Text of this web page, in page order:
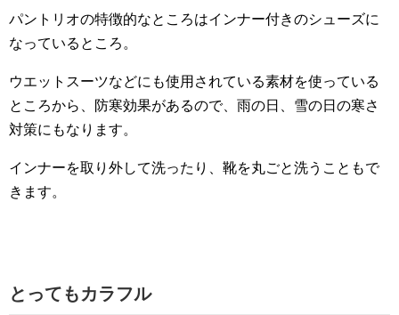
パントリオの特徴的なところはインナー付きのシューズに
なっているところ。
ウエットスーツなどにも使用されている素材を使っている
ところから、防寒効果があるので、雨の日、雪の日の寒さ
対策にもなります。
インナーを取り外して洗ったり、靴を丸ごと洗うこともで
きます。
とってもカラフル